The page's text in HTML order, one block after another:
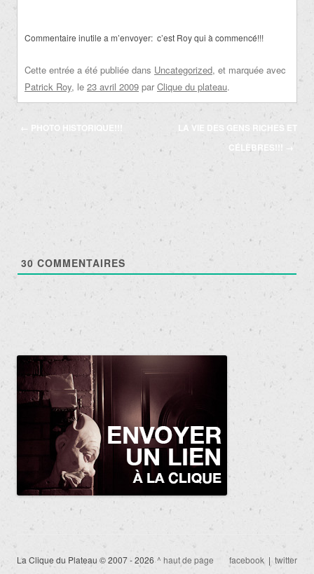
Commentaire inutile a m’envoyer: c’est Roy qui à commencé!!!
Cette entrée a été publiée dans Uncategorized, et marquée avec
Patrick Roy, le 23 avril 2009 par Clique du plateau.
Navigation
des
articles
← PHOTO HISTORIQUE!!!
LA VIE DES GENS RICHES ET
CÉLÈBRES!!! →
30 COMMENTAIRES
La Clique du Plateau © 2007 - 2026 ^ haut de page facebook | twitter